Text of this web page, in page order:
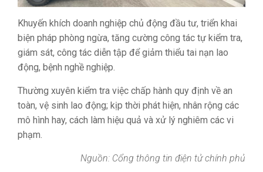
Khuyến khích doanh nghiệp chủ động đầu tư, triển khai
biện pháp phòng ngừa, tăng cường công tác tự kiểm tra,
giám sát, công tác diễn tập để giảm thiểu tai nạn lao
động, bệnh nghề nghiệp.
Thường xuyên kiểm tra việc chấp hành quy định về an
toàn, vệ sinh lao động; kịp thời phát hiện, nhân rộng các
mô hình hay, cách làm hiệu quả và xử lý nghiêm các vi
phạm.
Nguồn: Cổng thông tin điện tử chính phủ